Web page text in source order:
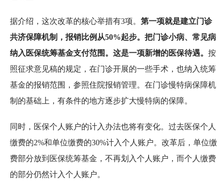
据介绍，这次改革的核心举措有3项。 第一项就是建立门诊
共济保障机制，报销比例从50%起步。把门诊小病、常见病
纳入医保统筹基金支付范围。这是一项新增的医保待遇。 按
照征求意见稿的规定，在门诊开展的一些手术，也纳入统筹
基金的报销范围，参照住院报销管理。在门诊慢特病保障机
制的基础上，有条件的地方逐步扩大慢特病的保障。
同时，医保个人账户的计入办法也将有变化。过去医保个人
缴费的2%和单位缴费的30%计入个人账户。改革后，单位缴
费部分放到医保统筹基金，不再划入个人账户，而个人缴费
的部分仍然计入个人账户。